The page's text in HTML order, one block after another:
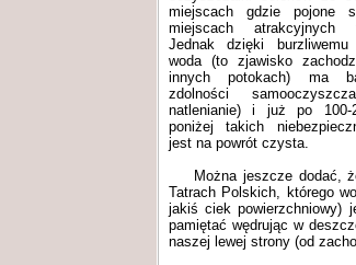
miejscach gdzie pojone
miejscach atrakcyjnych
Jednak dzięki burzliwemu
woda (to zjawisko
innych potokach) ma
zdolności
natlenianie) i już po 100-
poniżej takich
jest na powrót czysta.
Można jeszcze dodać, że
Tatrach Polskich, którego
jakiś ciek powierzchniowy)
pamiętać wędrując w
naszej lewej strony (od